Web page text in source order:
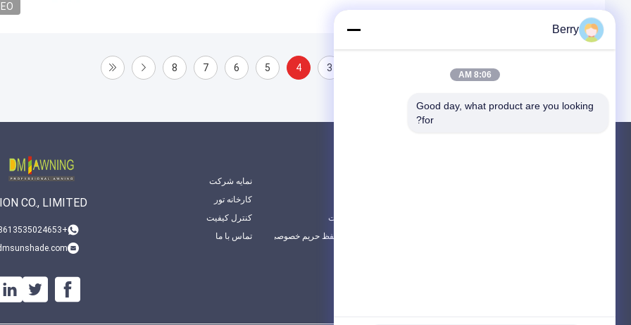
3
4
5
6
7
8
CO., LIMITED
+008613535024653
نمایه شرکت
کارخانه تور
کنترل کیفیت
تماس با ما
نقشه سایت
سیاست حفظ حریم خصوصی
Berry
8:06 AM
Good day, what product are you looking
for?